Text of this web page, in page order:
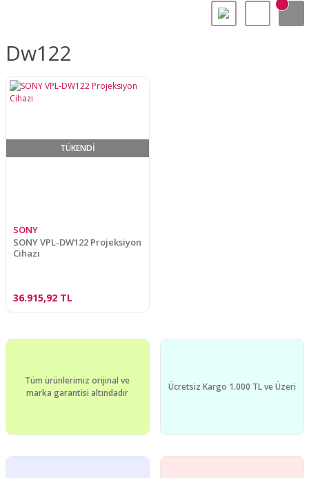
Dw122
TÜKENDİ
SONY
SONY VPL-DW122 Projeksiyon
Cihazı
36.915,92 TL
Tüm ürünlerimiz orijinal ve
marka garantisi altındadır
Ücretsiz Kargo 1.000 TL ve Üzeri